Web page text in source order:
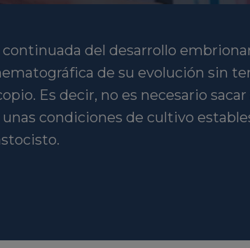
del desarrollo
de su evolución sin
Es decir, no es necesario
condiciones de cultivo